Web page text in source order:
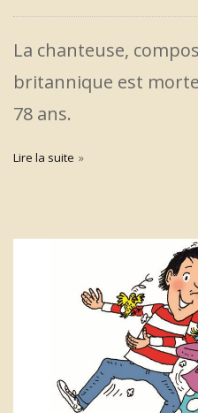
La chanteuse,
britannique est morte
78 ans.
Lire la suite